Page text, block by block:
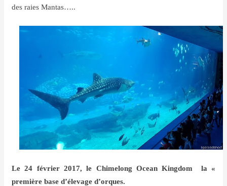
des raies Mantas…..
Le 24 février 2017, le Chimelong Ocean Kingdom la «
première base d’élevage d’orques.